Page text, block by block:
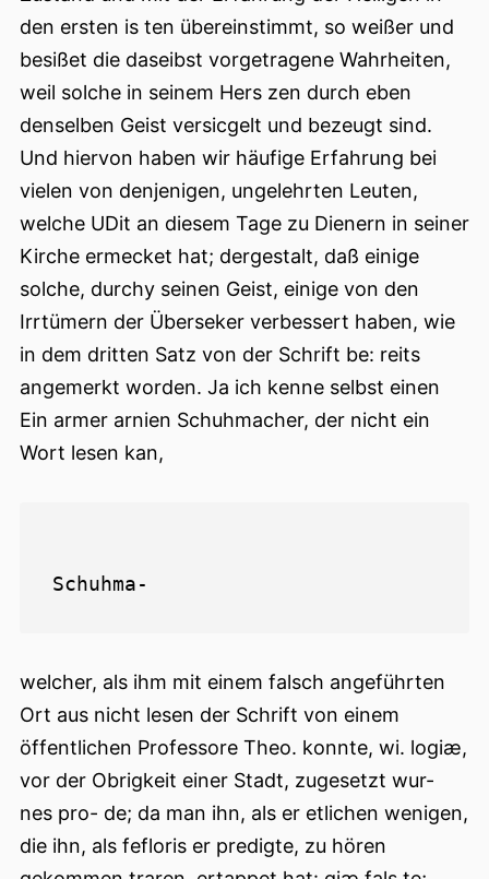
den ersten is ten übereinstimmt, so weißer und
besißet die daseibst vorgetragene Wahrheiten,
weil solche in seinem Hers zen durch eben
denselben Geist versicgelt und bezeugt sind.
Und hiervon haben wir häufige Erfahrung bei
vielen von denjenigen, ungelehrten Leuten,
welche UDit an diesem Tage zu Dienern in seiner
Kirche ermecket hat; dergestalt, daß einige
solche, durchy seinen Geist, einige von den
Irrtümern der Überseker verbessert haben, wie
in dem dritten Satz von der Schrift be: reits
angemerkt worden. Ja ich kenne selbst einen
Ein armer arnien Schuhmacher, der nicht ein
Wort lesen kan,
welcher, als ihm mit einem falsch angeführten
Ort aus nicht lesen der Schrift von einem
öffentlichen Professore Theo. konnte, wi. logiæ,
vor der Obrigkeit einer Stadt, zugesetzt wur-
nes pro- de; da man ihn, als er etlichen wenigen,
die ihn, als fefloris er predigte, zu hören